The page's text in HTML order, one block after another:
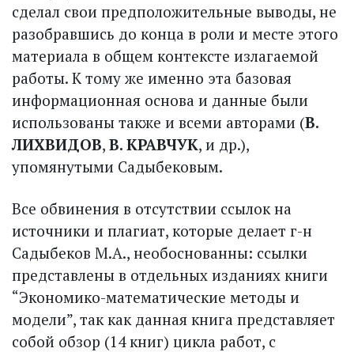
сделал свои предположительные выводы, не
разобравшись до конца в роли и месте этого
материала в общем контексте излагаемой
работы. К тому же именно эта базовая
информационная основа и данные были
использованы также и всеми авторами (В.
ЛИХВИДОВ, В. КРАВЧУК, и др.),
упомянутыми Садыбековым.
Все обвинения в отсутствии ссылок на
источники и плагиат, которые делает г-н
Садыбеков М.А., необоснованны: ссылки
представлены в отдельных изданиях книги
“Экономико-математические методы и
модели”, так как данная книга представляет
собой обзор (14 книг) цикла работ, с